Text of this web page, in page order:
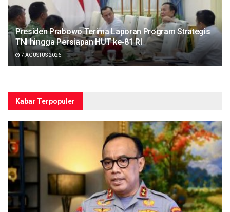
Presiden Prabowo Terima Laporan Program Strategis
TNI hingga Persiapan HUT ke-81 RI
7 AGUSTUS 2026
Kabar Terpopuler